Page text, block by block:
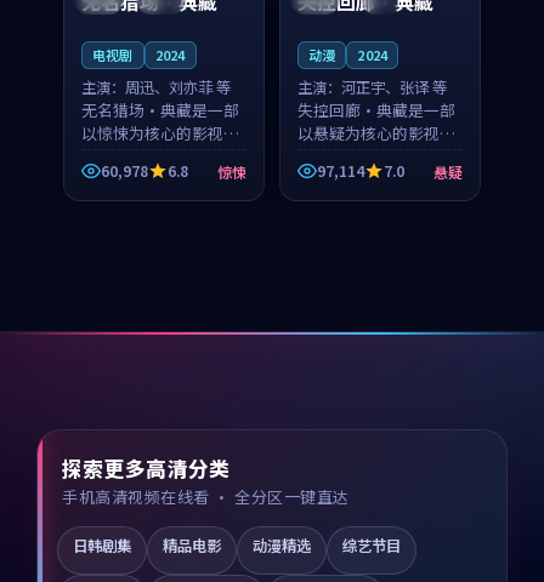
电视剧 2024
主演： 周迅、刘亦菲 等
无名猎场·典藏是一部
以惊悚为核心的影视作
品，围绕危机、反转与
人物成长展开，整体节
奏紧凑，值得推荐观
60,978 6.8 惊悚
动漫 2024
主演： 河正宇、张译 等
失控回廊·典藏是一部
以悬疑为核心的影视作
品，围绕危机、反转与
人物成长展开，整体节
奏紧凑，值得推荐观
97,114 7.0 悬疑
探索更多高清分类
手机高清视频在线看 · 全分区一键直达
日韩剧集 精品电影 动漫精选 综艺节目